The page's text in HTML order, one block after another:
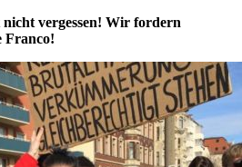
vergessen! Wir fordern
Franco!